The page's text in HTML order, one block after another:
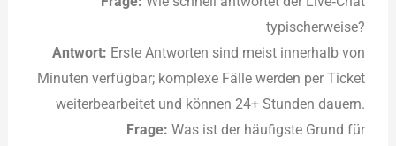
typischerweise?
Antwort: Erste Antworten sind meist innerhalb von
Minuten verfügbar; komplexe Fälle werden per Ticket
weiterbearbeitet und können 24+ Stunden dauern.
Frage: Was ist der häufigste Grund für